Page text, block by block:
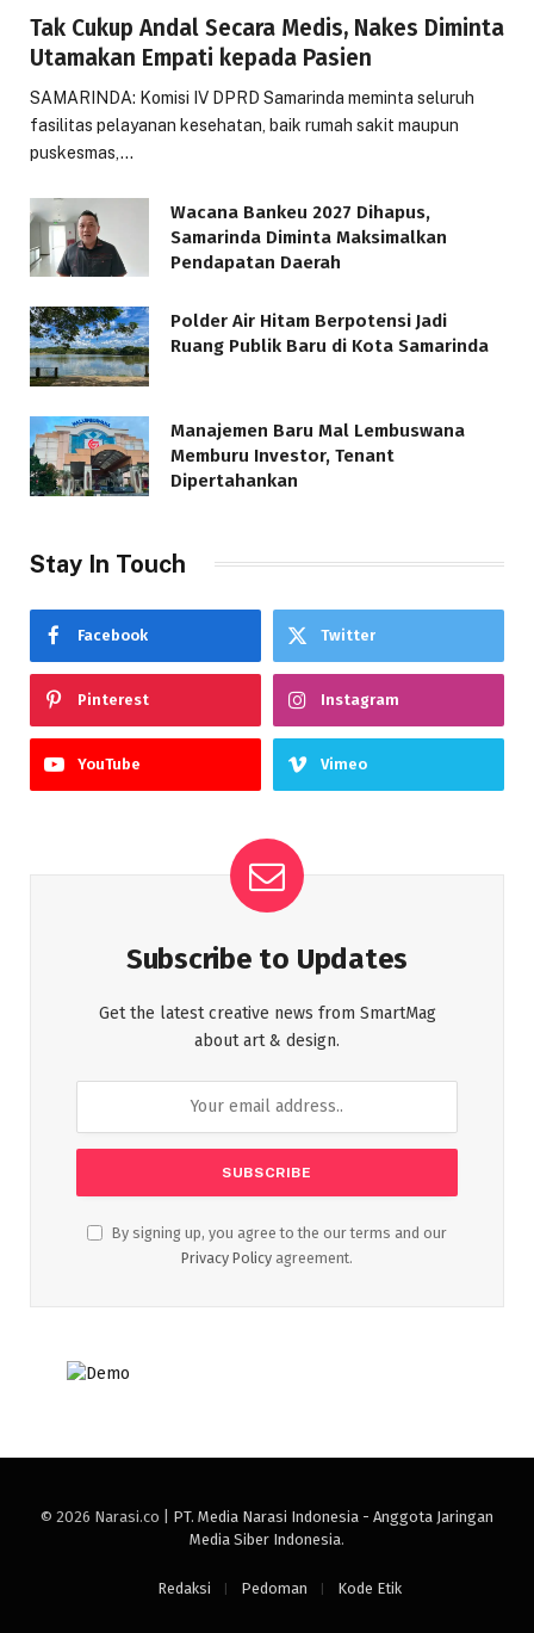
Tak Cukup Andal Secara Medis, Nakes Diminta
Utamakan Empati kepada Pasien
SAMARINDA: Komisi IV DPRD Samarinda meminta seluruh
fasilitas pelayanan kesehatan, baik rumah sakit maupun
puskesmas,…
Wacana Bankeu 2027 Dihapus,
Samarinda Diminta Maksimalkan
Pendapatan Daerah
Polder Air Hitam Berpotensi Jadi
Ruang Publik Baru di Kota Samarinda
Manajemen Baru Mal Lembuswana
Memburu Investor, Tenant
Dipertahankan
Stay In Touch
Facebook Twitter
Pinterest Instagram
YouTube Vimeo
Subscribe to Updates
Get the latest creative news from SmartMag
about art & design.
By signing up, you agree to the our terms and our
Privacy Policy agreement.
© 2026 Narasi.co | PT. Media Narasi Indonesia - Anggota Jaringan
Media Siber Indonesia.
Redaksi Pedoman Kode Etik